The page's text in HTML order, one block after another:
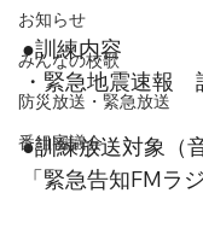
お知らせ
みんなの校歌
防災放送・緊急放送
番組審議会
●訓練内容
・緊急地震速報　
●訓練放送対象（
「緊急告知FMラ